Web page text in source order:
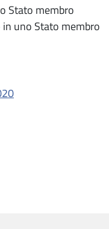
Stato membro
in uno Stato membro